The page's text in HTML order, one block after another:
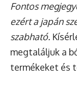
Fontos
ezért a japán
szabható.
megtaláljuk a
termékeket és